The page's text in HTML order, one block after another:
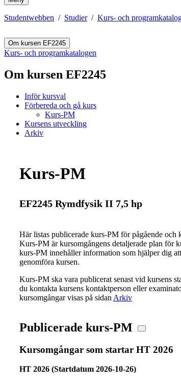
Studentwebben Studier Kurs- och
Om kursen EF2245
Kurs- och programkatalogen
Om kursen EF2245
Inför kursval
Förbereda och gå kurs
Kurs-PM
Kursens utveckling
Arkiv
Kurs-PM
EF2245 Rymdfysik II 7,5 hp
Här listas publicerade kurs-PM för pågående och
Kurs-PM är kursomgångens detaljerade plan för
kurs-PM innehåller information som hjälper dig
genomföra kursen.
Kurs-PM ska vara publicerat senast vid kursens
du kontakta kursens kontaktperson eller
kursomgångar visas på sidan Arkiv
Publicerade kurs-PM
Kursomgångar som startar HT 2026
HT 2026 (Startdatum 2026-10-26)